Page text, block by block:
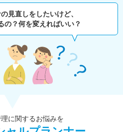
見直しをしたいけど、
の？何を変えればいい？
に関するお悩みを